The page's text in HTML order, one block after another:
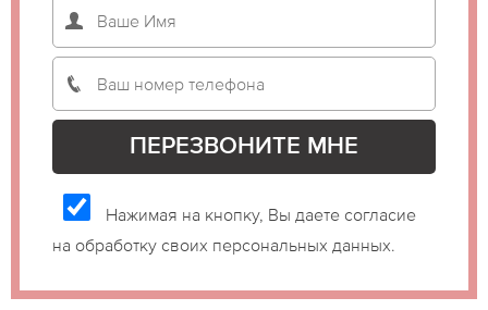
Нажимая на кнопку, Вы даете согласие
на обработку своих персональных данных.